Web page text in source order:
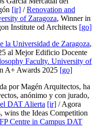
[ir] /Renovation and
of Zaragoza, Winner in
Institute od Architects [go]
la Universidad de Zaragoza,
al Mejor Edificio Docente
Faculty. University of
A+ Awards 2025 [go]
por Magén Arquitectos, ha
anónimo y con jurado,
DAT Alierta [ir] / Agora
wins the Ideas Competition
Centre in Campus DAT